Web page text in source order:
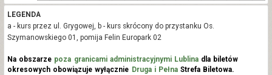
LEGENDA
a - kurs przez ul. Grygowej, b - kurs skrócony do przystanku Os.
Szymanowskiego 01, pomija Felin Europark 02
Na obszarze poza granicami administracyjnymi Lublinadla biletów
okresowych obowiązuje wyłącznie Druga i PełnaStrefa Biletowa.